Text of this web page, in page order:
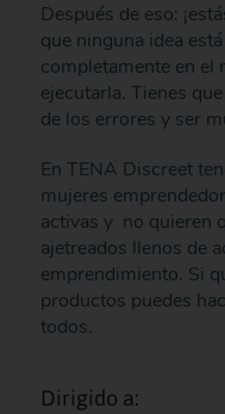
Después de eso:
que ninguna idea
completamente en el
ejecutarla. Tienes
de los errores y ser
En TENA Discreet
mujeres
activas y no quieren
ajetreados llenos de
emprendimiento. Si
productos puedes
todos.
Dirigido a: